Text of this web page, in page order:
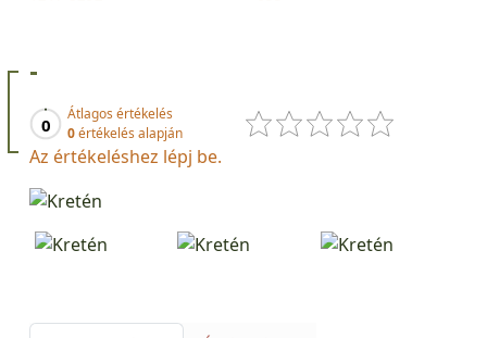
-
0
Átlagos értékelés
0értékelés alapján
Az értékeléshez lépj be.